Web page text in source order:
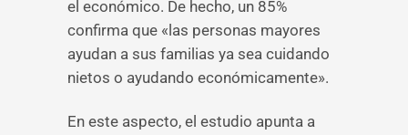
el económico. De hecho, un 85%
confirma que «las personas mayores
ayudan a sus familias ya sea cuidando
nietos o ayudando económicamente».
En este aspecto, el estudio apunta a